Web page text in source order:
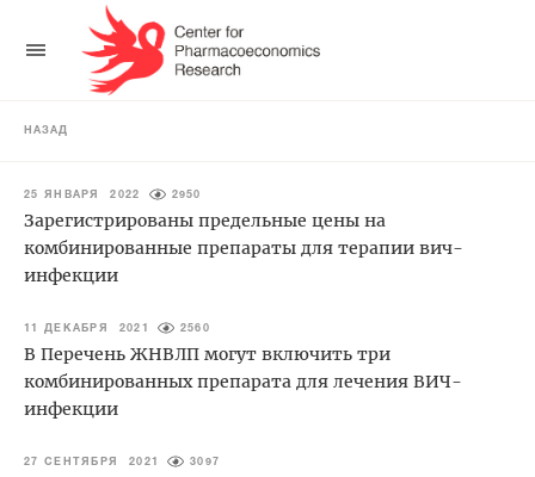
НАЗАД
25 ЯНВАРЯ 2022 2950
Зарегистрированы предельные цены на
комбинированные препараты для терапии вич-
инфекции
11 ДЕКАБРЯ 2021 2560
В Перечень ЖНВЛП могут включить три
комбинированных препарата для лечения ВИЧ-
инфекции
27 СЕНТЯБРЯ 2021 3097